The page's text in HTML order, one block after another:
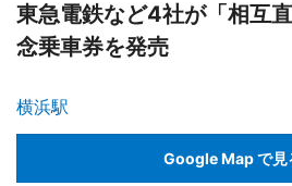
東急電鉄など4社が「相互
念乗車券を発売
横浜駅
Google Map で見